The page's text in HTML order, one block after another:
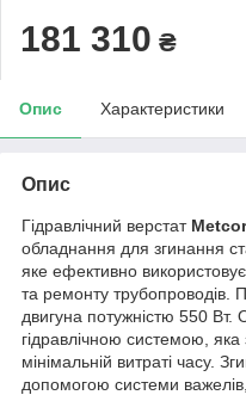
181 310 ₴
Опис Характеристики
Опис
Гідравлічний верстат
обладнання для згинання
яке ефективно
та ремонту трубопроводів.
двигуна потужністю 550
гідравлічною системою,
мінімальній витраті часу.
допомогою системи